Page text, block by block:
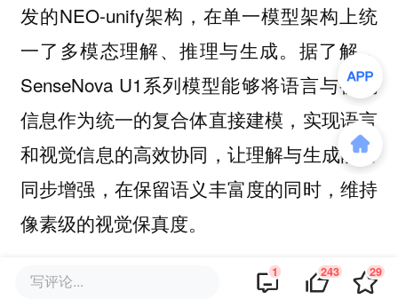
发的NEO-unify架构，在单一模型架构上统
一了多模态理解、推理与生成。据了解，
SenseNova U1系列模型能够将语言与视觉
信息作为统一的复合体直接建模，实现语言
和视觉信息的高效协同，让理解与生成能力
同步增强，在保留语义丰富度的同时，维持
像素级的视觉保真度。
DeepSeek-V4-Pro优惠期延长至5月底
写评论... 1 243 29